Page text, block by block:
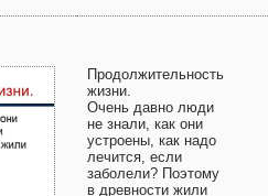
Продолжительность
жизни.
Очень давно люди
не знали, как они
устроены, как надо
лечится, если
заболели? Поэтому
в древности жили